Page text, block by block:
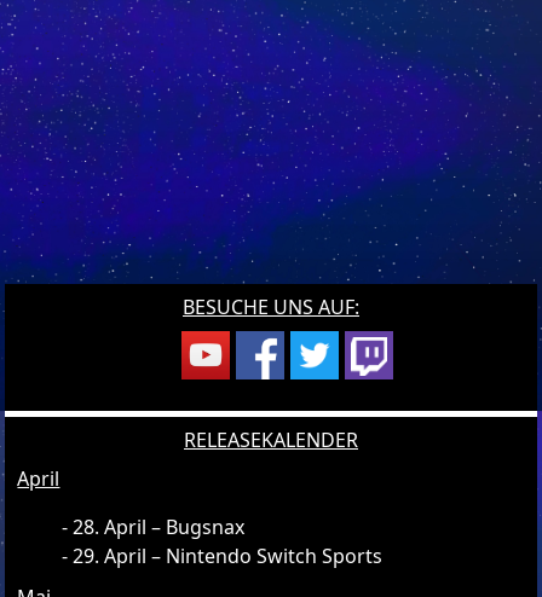
BESUCHE UNS AUF:
RELEASEKALENDER
April
28. April – Bugsnax
29. April – Nintendo Switch Sports